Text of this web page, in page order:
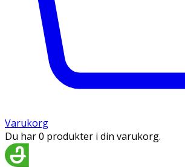
Varukorg
Du har 0 produkter i din varukorg.